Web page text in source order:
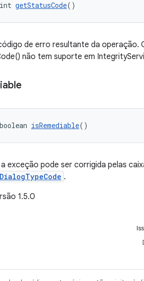
getStatusCode()
de erro resultante da operação.
não tem suporte em
isRemediable()
exceção pode ser corrigida pelas
.
1.5.0